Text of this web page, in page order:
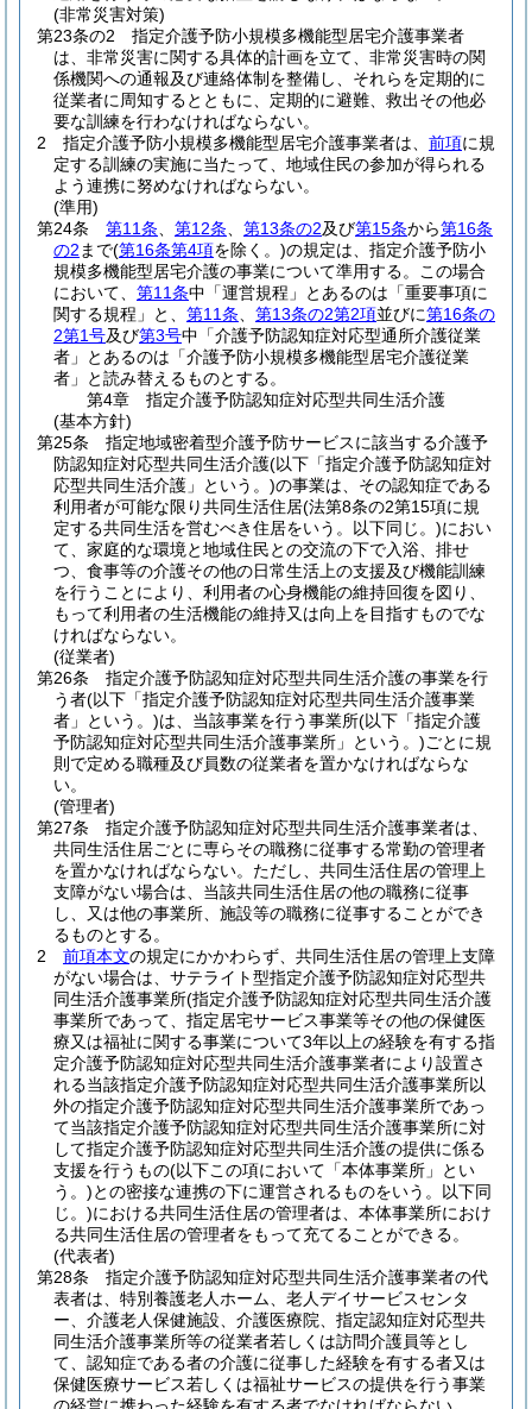
(非常災害対策)
第23条の2
指定介護予防小規模多機能型居宅介護事業者
は、非常災害に関する具体的計画を立て、非常災害時の関
係機関への通報及び連絡体制を整備し、それらを定期的に
従業者に周知するとともに、定期的に避難、救出その他必
要な訓練を行わなければならない。
2
指定介護予防小規模多機能型居宅介護事業者は、 前項に規
定する訓練の実施に当たって、地域住民の参加が得られる
よう連携に努めなければならない。
(準用)
第24条
第11条 第12条 第13条の2及び第15条から第16条
の2 まで(第16条第4項を除く。)の規定は、指定介護予防小
規模多機能型居宅介護の事業について準用する。
この場合
において、 第11条中「運営規程」とあるのは「重要事項に
関する規程」と、 第11条 第13条の2第2項並びに第16条の
2第1号及び第3号中「介護予防認知症対応型通所介護従業
者」とあるのは「介護予防小規模多機能型居宅介護従業
者」と読み替えるものとする。
第4章
指定介護予防認知症対応型共同生活介護
(基本方針)
第25条
指定地域密着型介護予防サービスに該当する介護予
防認知症対応型共同生活介護(以下「指定介護予防認知症対
応型共同生活介護」という。)の事業は、その認知症である
利用者が可能な限り共同生活住居(法第8条の2第15項に規
定する共同生活を営むべき住居をいう。以下同じ。)におい
て、家庭的な環境と地域住民との交流の下で入浴、排せ
つ、食事等の介護その他の日常生活上の支援及び機能訓練
を行うことにより、利用者の心身機能の維持回復を図り、
もって利用者の生活機能の維持又は向上を目指すものでな
ければならない。
(従業者)
第26条
指定介護予防認知症対応型共同生活介護の事業を行
う者(以下「指定介護予防認知症対応型共同生活介護事業
者」という。)は、当該事業を行う事業所(以下「指定介護
予防認知症対応型共同生活介護事業所」という。)ごとに規
則で定める職種及び員数の従業者を置かなければならな
い。
(管理者)
第27条
指定介護予防認知症対応型共同生活介護事業者は、
共同生活住居ごとに専らその職務に従事する常勤の管理者
を置かなければならない。 ただし、共同生活住居の管理上
支障がない場合は、当該共同生活住居の他の職務に従事
し、又は他の事業所、施設等の職務に従事することができ
るものとする。
2
前項本文の規定にかかわらず、共同生活住居の管理上支障
がない場合は、サテライト型指定介護予防認知症対応型共
同生活介護事業所(指定介護予防認知症対応型共同生活介護
事業所であって、指定居宅サービス事業等その他の保健医
療又は福祉に関する事業について3年以上の経験を有する指
定介護予防認知症対応型共同生活介護事業者により設置さ
れる当該指定介護予防認知症対応型共同生活介護事業所以
外の指定介護予防認知症対応型共同生活介護事業所であっ
て当該指定介護予防認知症対応型共同生活介護事業所に対
して指定介護予防認知症対応型共同生活介護の提供に係る
支援を行うもの(以下この項において「本体事業所」とい
う。)との密接な連携の下に運営されるものをいう。以下同
じ。)における共同生活住居の管理者は、本体事業所におけ
る共同生活住居の管理者をもって充てることができる。
(代表者)
第28条
指定介護予防認知症対応型共同生活介護事業者の代
表者は、特別養護老人ホーム、老人デイサービスセンタ
ー、介護老人保健施設、介護医療院、指定認知症対応型共
同生活介護事業所等の従業者若しくは訪問介護員等とし
て、認知症である者の介護に従事した経験を有する者又は
保健医療サービス若しくは福祉サービスの提供を行う事業